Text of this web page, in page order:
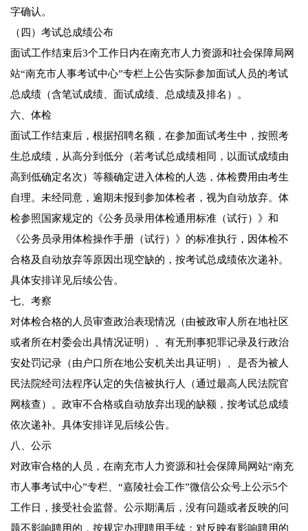
字确认。
（四）考试总成绩公布
面试工作结束后3个工作日内在南充市人力资源和社会保障局网
站“南充市人事考试中心”专栏上公告实际参加面试人员的考试
总成绩（含笔试成绩、面试成绩、总成绩及排名）。
六、体检
面试工作结束后，根据招聘名额，在参加面试考生中，按照考
生总成绩，从高分到低分（若考试总成绩相同，以面试成绩由
高到低确定名次）等额确定进入体检的人选，体检费用由考生
自理。未经同意，逾期未报到参加体检者，视为自动放弃。体
检参照国家规定的《公务员录用体检通用标准（试行）》和
《公务员录用体检操作手册（试行）》的标准执行，因体检不
合格及自动放弃等原因出现空缺的，按考试总成绩依次递补。
具体安排详见后续公告。
七、考察
对体检合格的人员审查政治表现情况（由被政审人所在地社区
或者所在村委会出具情况证明）、有无刑事犯罪记录及行政治
安处罚记录（由户口所在地公安机关出具证明）、是否为被人
民法院经司法程序认定的失信被执行人（通过最高人民法院官
网核查）。政审不合格或自动放弃出现的缺额，按考试总成绩
依次递补。具体安排详见后续公告。
八、公示
对政审合格的人员，在南充市人力资源和社会保障局网站“南充
市人事考试中心”专栏、“嘉陵社会工作”微信公众号上公示5个
工作日，接受社会监督。公示期满后，没有问题或者反映的问
题不影响聘用的，按规定办理聘用手续；对反映有影响聘用的